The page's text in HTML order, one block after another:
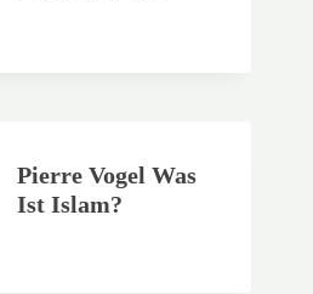
Pierre Vogel Was
Ist Islam?